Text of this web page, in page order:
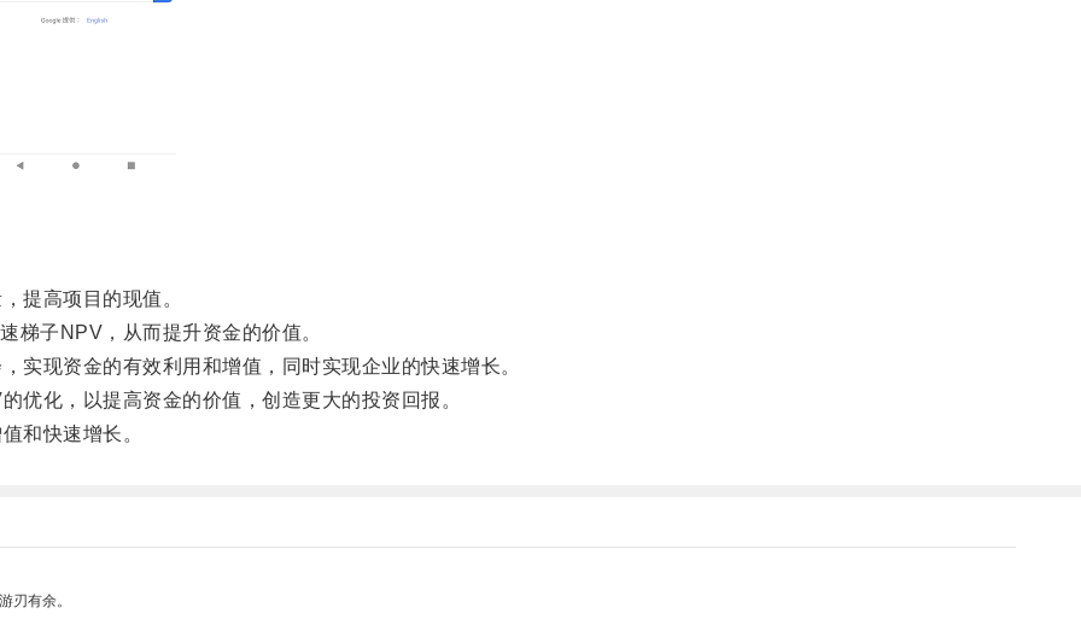
高项目的现值。
子NPV，从而提升资金的价值。
现资金的有效利用和增值，同时实现企业的快速增长。
化，以提高资金的价值，创造更大的投资回报。
和快速增长。
刃有余。